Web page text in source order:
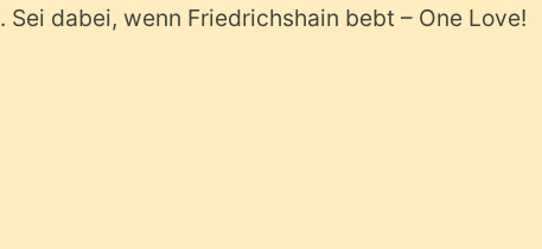
. Sei dabei, wenn Friedrichshain bebt – One Love!